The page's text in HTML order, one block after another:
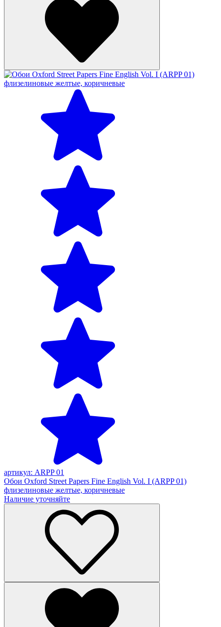
артикул: ARPP 01
Обои Oxford Street Papers Fine English Vol. I (ARPP 01)
флизелиновые желтые, коричневые
Наличие уточняйте